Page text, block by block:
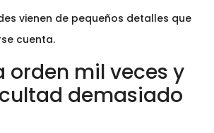
vienen de pequeños detalles que
cuenta.
orden mil veces y
demasiado